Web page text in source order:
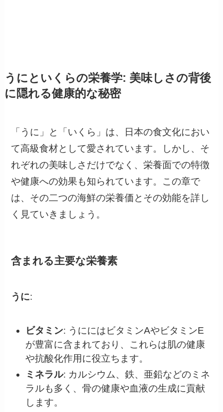
うにといくらの栄養学: 美味しさの背後
に隠れる健康的な秘密
「うに」と「いくら」は、日本の食文化におい
て高級食材として愛されています。しかし、そ
れぞれの美味しさだけでなく、栄養面での特徴
や健康への効果も知られています。この章で
は、その二つの海鮮の栄養価とその効能を詳し
く見ていきましょう。
含まれる主要な栄養素
うに:
ビタミン: うににはビタミンAやビタミンE
が豊富に含まれており、これらは肌の健康
や抗酸化作用に役立ちます。
ミネラル: カルシウム、鉄、亜鉛などのミネ
ラルも多く、骨の健康や血液の生成に貢献
します。